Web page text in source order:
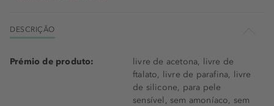
DESCRIÇÃO
Prémio de produto:
livre de acetona, livre de
ftalato, livre de parafina, livre
de silicone, para pele
sensível, sem amoníaco, sem